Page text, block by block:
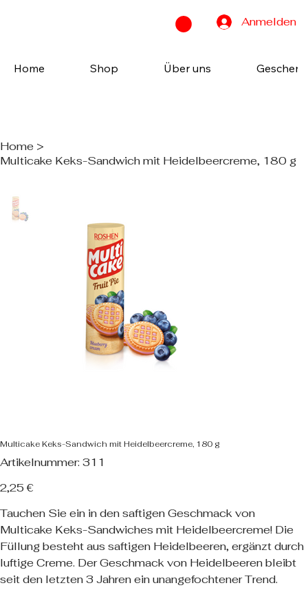
Anmelden
Home Shop Über uns
Home >
Multicake Keks-Sandwich mit Heidelbeercreme, 180 g
Multicake Keks-Sandwich mit Heidelbeercreme, 180 g
Artikelnummer: Artikelnummer:
311
311
Preis
2,25 €
Tauchen Sie ein in den saftigen Geschmack von
Multicake Keks-Sandwiches mit Heidelbeercreme! Die
Füllung besteht aus saftigen Heidelbeeren, ergänzt durch
luftige Creme. Der Geschmack von Heidelbeeren bleibt
seit den letzten 3 Jahren ein unangefochtener Trend.